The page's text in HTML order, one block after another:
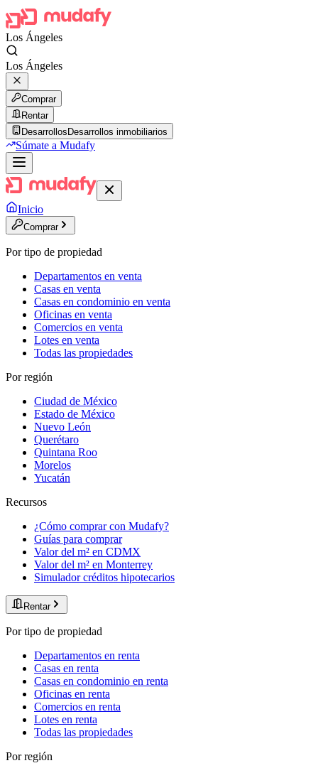
Los Ángeles
Los Ángeles
Comprar
Rentar
Desarrollos Desarrollos inmobiliarios
Súmate a Mudafy
Inicio
Comprar
Por tipo de propiedad
Departamentos en venta
Casas en venta
Casas en condominio en venta
Oficinas en venta
Comercios en venta
Lotes en venta
Todas las propiedades
Por región
Ciudad de México
Estado de México
Nuevo León
Querétaro
Quintana Roo
Morelos
Yucatán
Recursos
¿Cómo comprar con Mudafy?
Guías para comprar
Valor del m² en CDMX
Valor del m² en Monterrey
Simulador créditos hipotecarios
Rentar
Por tipo de propiedad
Departamentos en renta
Casas en renta
Casas en condominio en renta
Oficinas en renta
Comercios en renta
Lotes en renta
Todas las propiedades
Por región